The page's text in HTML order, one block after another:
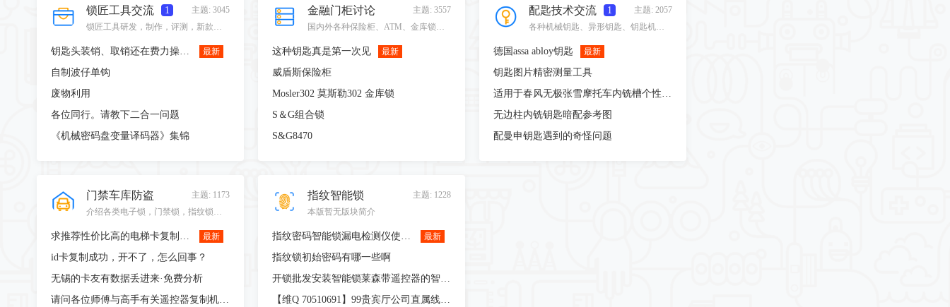
锁匠工具交流 1
主题: 3045
锁匠工具研发，制作，评测，新款自制工具展示，工具改进建议，工具新品展示。
钥匙头装销、取销还在费力操作？ 最新
自制波仔单钩
废物利用
各位同行。请教下二合一问题
《机械密码盘变量译码器》集锦
门禁车库防盗
主题: 1173
介绍各类电子锁，门禁锁，指纹锁，最新锁具技术和修理。
求推荐性价比高的电梯卡复制设备 最新
id卡复制成功，开不了，怎么回事？
无锡的卡友有数据丢进来·免费分析
请问各位师傅与高手有关遥控器复制机器...
金融门柜讨论
主题: 3557
国内外各种保险柜、ATM、金库锁技术参考！
这种钥匙真是第一次见 最新
威盾斯保险柜
Mosler302 莫斯勒302 金库锁
S＆G组合锁
S&G8470
指纹智能锁
主题: 1228
本版暂无版块简介
指纹密码智能锁漏电检测仪使用说明 最新
指纹锁初始密码有哪一些啊
开锁批发安装智能锁 ​莱森带遥控器的智能锁
【维Q 70510691】99贵宾厅公司直属线上负责人
配匙技术交流 1
主题: 2057
各种机械钥匙、异形钥匙、钥匙机使用等配匙技术讨论。
德国assa abloy钥匙 最新
钥匙图片精密测量工具
适用于春风无极张雪摩托车内铣槽个性钥匙胚
无边柱内铣钥匙暗配参考图
配曼申钥匙遇到的奇怪问题